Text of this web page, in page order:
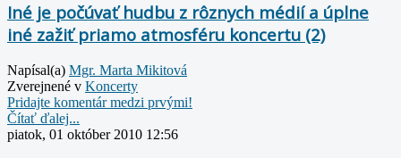
Iné je počúvať hudbu z rôznych médií a úplne
iné zažiť priamo atmosféru koncertu (2)
Napísal(a) Mgr. Marta Mikitová
Zverejnené v Koncerty
Pridajte komentár medzi prvými!
Čítať ďalej...
piatok, 01 október 2010 12:56